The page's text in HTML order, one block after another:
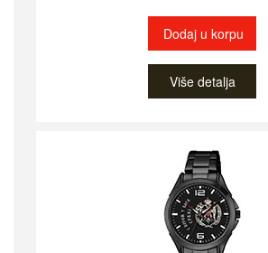
Dodaj u korpu
Više detalja